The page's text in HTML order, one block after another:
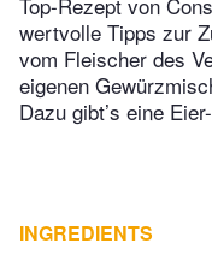
wertvolle Tipps zur
vom Fleischer des
eigenen
Dazu gibt’s eine
INGREDIENTS